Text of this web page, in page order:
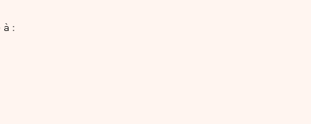
: